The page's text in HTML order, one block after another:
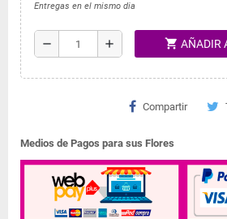
Entregas en el mismo dia
remove add shopping_cart AÑADIR
Compartir
Medios de Pagos para sus Flores